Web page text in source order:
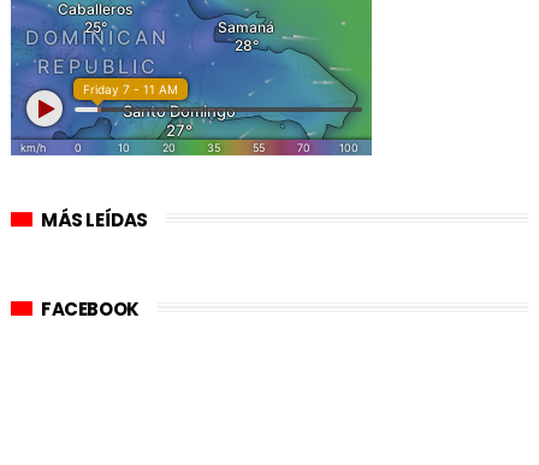
MÁS LEÍDAS
FACEBOOK